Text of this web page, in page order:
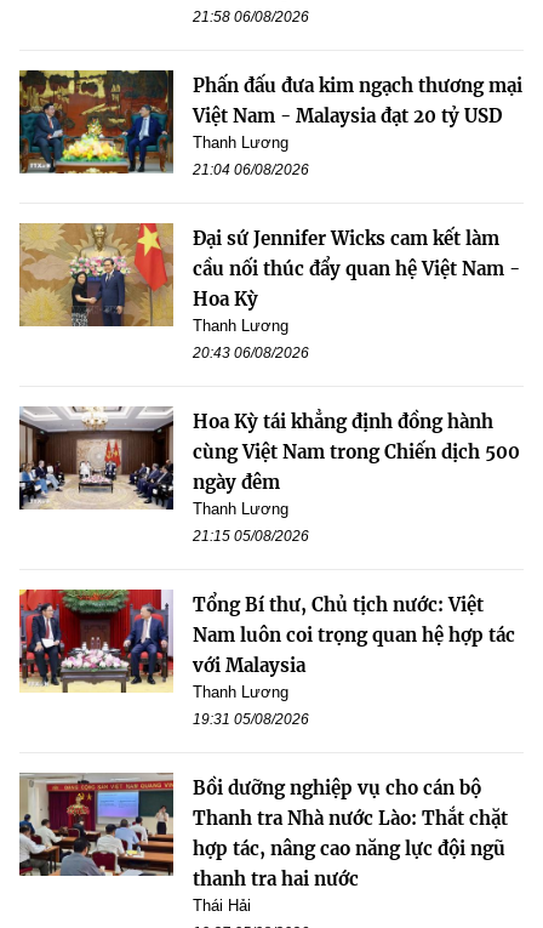
21:58 06/08/2026
Phấn đấu đưa kim ngạch thương mại
Việt Nam - Malaysia đạt 20 tỷ USD
Thanh Lương
21:04 06/08/2026
Đại sứ Jennifer Wicks cam kết làm
cầu nối thúc đẩy quan hệ Việt Nam -
Hoa Kỳ
Thanh Lương
20:43 06/08/2026
Hoa Kỳ tái khẳng định đồng hành
cùng Việt Nam trong Chiến dịch 500
ngày đêm
Thanh Lương
21:15 05/08/2026
Tổng Bí thư, Chủ tịch nước: Việt
Nam luôn coi trọng quan hệ hợp tác
với Malaysia
Thanh Lương
19:31 05/08/2026
Bồi dưỡng nghiệp vụ cho cán bộ
Thanh tra Nhà nước Lào: Thắt chặt
hợp tác, nâng cao năng lực đội ngũ
thanh tra hai nước
Thái Hải